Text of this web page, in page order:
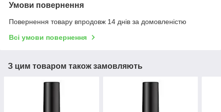
Умови повернення
Повернення товару впродовж 14 днів за домовленістю
Всі умови повернення
З цим товаром також замовляють